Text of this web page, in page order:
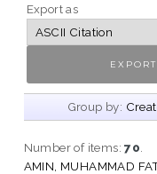
Export as
Group by:
Number of items:70
AMIN, MUHAMMAD